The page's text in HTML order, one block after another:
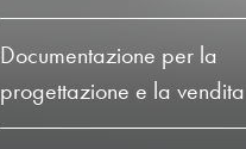
Documentazione per la
progettazione e la vendita